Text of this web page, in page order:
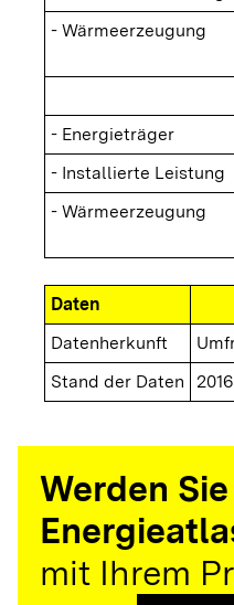
- Wärmeerzeugung
- Energieträger
- Installierte Leistung
- Wärmeerzeugung
Daten
Datenherkunft
Stand der Daten
2016
Werden
mit Ihrem